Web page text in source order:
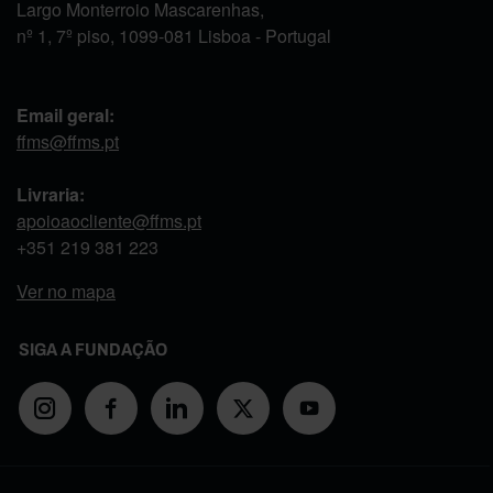
Largo Monterroio Mascarenhas,
nº 1, 7º piso, 1099-081 Lisboa - Portugal
Email geral:
ffms@ffms.pt
Livraria:
apoioaocliente@ffms.pt
+351 219 381 223
Ver no mapa
SIGA A FUNDAÇÃO